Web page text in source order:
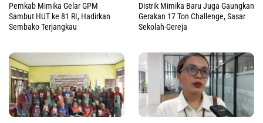
Pemkab Mimika Gelar GPM
Sambut HUT ke 81 RI, Hadirkan
Sembako Terjangkau
Distrik Mimika Baru Juga Gaungkan
Gerakan 17 Ton Challenge, Sasar
Sekolah-Gereja